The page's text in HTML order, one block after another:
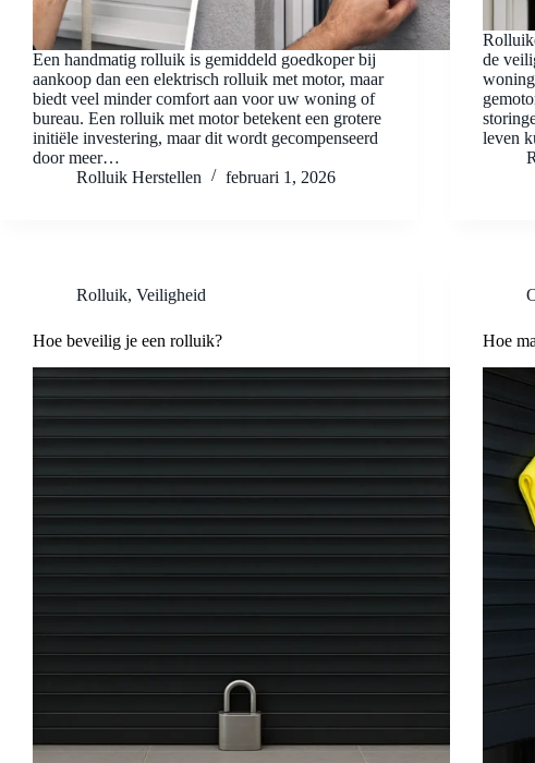
Een handmatig rolluik is gemiddeld goedkoper bij
aankoop dan een elektrisch rolluik met motor, maar
biedt veel minder comfort aan voor uw woning of
bureau. Een rolluik met motor betekent een grotere
initiële investering, maar dit wordt gecompenseerd
door meer…
Rolluik Herstellen
februari 1, 2026
de
leven
Rolluik, Veiligheid
Hoe beveilig je een rolluik? Hoe